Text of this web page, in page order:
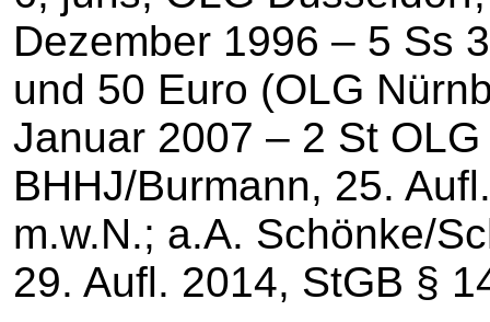
Dezember 1996 – 5 Ss
und 50 Euro (OLG
Januar 2007 – 2 St
BHHJ/Burmann, 25.
m.w.N.; a.A. Schönke/
29. Aufl. 2014, StGB §